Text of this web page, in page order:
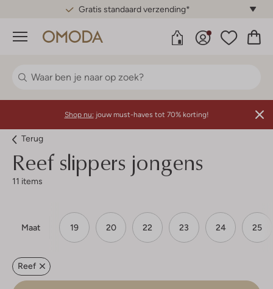
Gratis standaard verzending*
Menu
Shop nu: jouw must-haves tot 70% korting!
Terug
Reef slippers jongens
11 items
Maat 19 20 22 23 24 25
Reef